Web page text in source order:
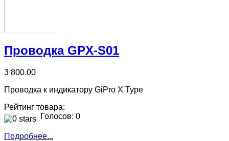
Проводка GPX-S01
3 800.00
Проводка к индикатору GiPro X Type
Рейтинг товара:
Голосов: 0
Подробнее...